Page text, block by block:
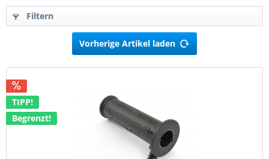
Filtern
Vorherige Artikel laden
TIPP!
Begrenzt!